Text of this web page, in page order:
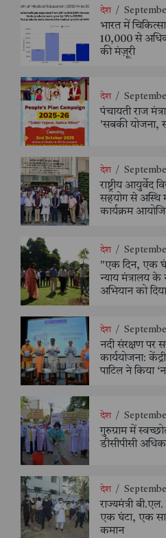
देश /
भारत में
10,000 से
की मंज़ूरी
देश /
पंचायती राज
'सबकी योजना,
देश /
राष्ट्रीय
सहयोग से अस्थि
कार्यक्रम
देश /
"एक दिन, एक
न्याय मंत्रालय के
अभियान को
देश /
नदी संरक्षण पर
कार्ययोजना:
पाटिल ने किया
देश /
गुरुग्राम में
डीसीपीसी
देश /
राज्यमंत्री
एक घंटा, एक
कमान